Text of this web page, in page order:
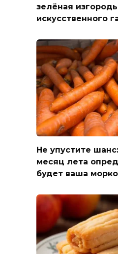
зелёная
искусственного
Не упустите
месяц лета
будет ваша